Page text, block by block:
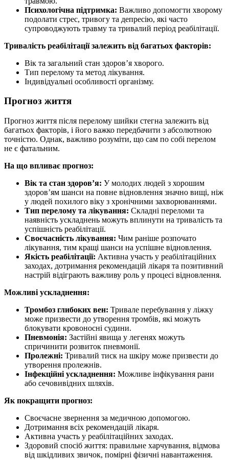
Психологічна підтримка: Важливо допомогти хворому
подолати стрес, тривогу та депресію, які часто
супроводжують травму та тривалий період реабілітації.
Тривалість реабілітації залежить від багатьох факторів:
Вік та загальний стан здоров’я хворого.
Тип перелому та метод лікування.
Індивідуальні особливості організму.
Прогноз життя
Прогноз життя після перелому шийки стегна залежить від
багатьох факторів, і його важко передбачити з абсолютною
точністю. Однак, важливо розуміти, що сам по собі перелом
не є фатальним.
На що впливає прогноз:
Вік та стан здоров’я: У молодих людей з хорошим
здоров’ям шанси на повне відновлення значно вищі, ніж
у людей похилого віку з хронічними захворюваннями.
Тип перелому та лікування: Складні переломи та
наявність ускладнень можуть вплинути на тривалість та
успішність реабілітації.
Своєчасність лікування: Чим раніше розпочато
лікування, тим кращі шанси на успішне відновлення.
Якість реабілітації: Активна участь у реабілітаційних
заходах, дотримання рекомендацій лікаря та позитивний
настрій відіграють важливу роль у процесі відновлення.
Можливі ускладнення:
Тромбоз глибоких вен: Тривале перебування у ліжку
може призвести до утворення тромбів, які можуть
блокувати кровоносні судини.
Пневмонія: Застійні явища у легенях можуть
спричинити розвиток пневмонії.
Пролежні: Тривалий тиск на шкіру може призвести до
утворення пролежнів.
Інфекційні ускладнення: Можливе інфікування рани
або сечовивідних шляхів.
Як покращити прогноз:
Своєчасне звернення за медичною допомогою.
Дотримання всіх рекомендацій лікаря.
Активна участь у реабілітаційних заходах.
Здоровий спосіб життя: правильне харчування, відмова
від шкідливих звичок, помірні фізичні навантаження.